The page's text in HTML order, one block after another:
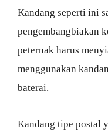
Kandang seperti ini
pengembangbiakan
peternak harus
menggunakan
baterai.
Kandang tipe postal